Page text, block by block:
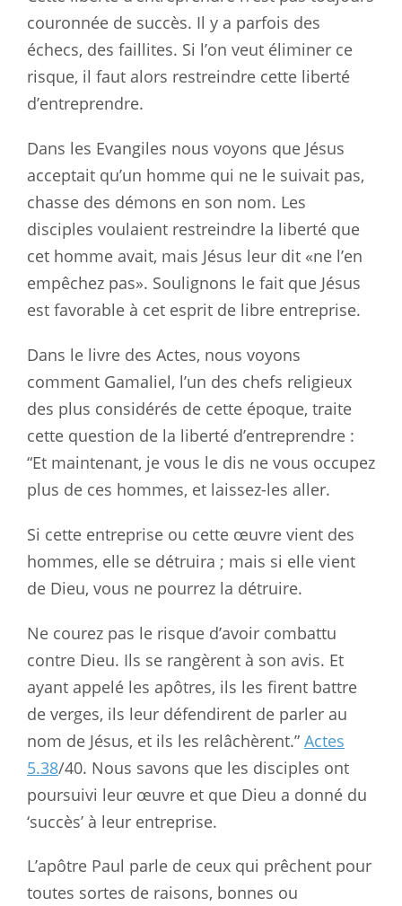
couronnée de succès. Il y a parfois des
échecs, des faillites. Si l’on veut éliminer ce
risque, il faut alors restreindre cette liberté
d’entreprendre.
Dans les Evangiles nous voyons que Jésus
acceptait qu’un homme qui ne le suivait pas,
chasse des démons en son nom. Les
disciples voulaient restreindre la liberté que
cet homme avait, mais Jésus leur dit «ne l’en
empêchez pas». Soulignons le fait que Jésus
est favorable à cet esprit de libre entreprise.
Dans le livre des Actes, nous voyons
comment Gamaliel, l’un des chefs religieux
des plus considérés de cette époque, traite
cette question de la liberté d’entreprendre :
“Et maintenant, je vous le dis ne vous occupez
plus de ces hommes, et laissez-les aller.
Si cette entreprise ou cette œuvre vient des
hommes, elle se détruira ; mais si elle vient
de Dieu, vous ne pourrez la détruire.
Ne courez pas le risque d’avoir combattu
contre Dieu. Ils se rangèrent à son avis. Et
ayant appelé les apôtres, ils les firent battre
de verges, ils leur défendirent de parler au
nom de Jésus, et ils les relâchèrent.” Actes
5.38/40. Nous savons que les disciples ont
poursuivi leur œuvre et que Dieu a donné du
‘succès’ à leur entreprise.
L’apôtre Paul parle de ceux qui prêchent pour
toutes sortes de raisons, bonnes ou